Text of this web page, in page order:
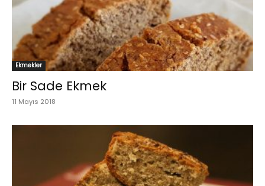
Ekmekler
Bir Sade Ekmek
11 Mayıs 2018